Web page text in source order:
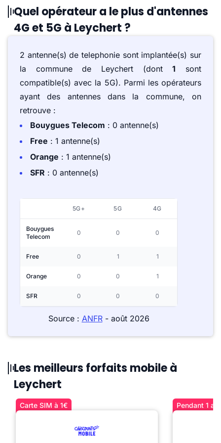
Quel opérateur a le plus d'antennes
4G et 5G à Leychert ?
2 antenne(s) de telephonie sont implantée(s) sur
la commune de Leychert (dont1 sont
compatible(s) avec la 5G). Parmi les opérateurs
ayant des antennes dans la commune, on
retrouve :
Bouygues Telecom : 0 antenne(s)
Free : 1 antenne(s)
Orange : 1 antenne(s)
SFR : 0 antenne(s)
5G+ 5G 4G
Bouygues
Telecom
0 0 0
Free 0 1 1
Orange 0 0 1
SFR 0 0 0
Source : ANFR- août 2026
Les meilleurs forfaits mobile à
Leychert
Carte SIM à 1€ Pendant 1